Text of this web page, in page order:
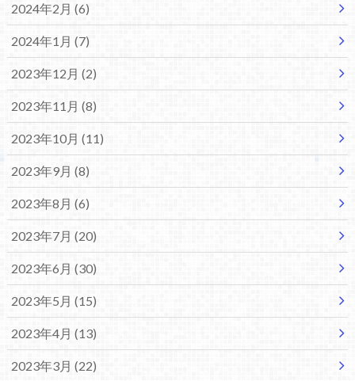
2024年2月 (6)
2024年1月 (7)
2023年12月 (2)
2023年11月 (8)
2023年10月 (11)
2023年9月 (8)
2023年8月 (6)
2023年7月 (20)
2023年6月 (30)
2023年5月 (15)
2023年4月 (13)
2023年3月 (22)